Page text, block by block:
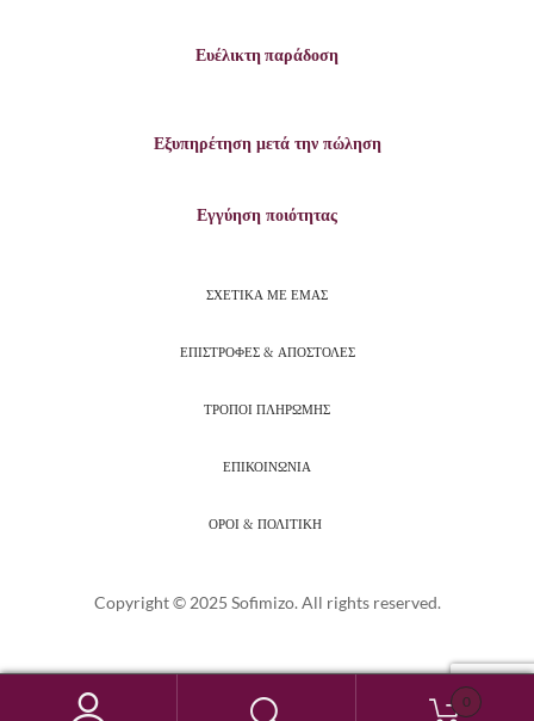
Ευέλικτη παράδοση
Εξυπηρέτηση μετά την πώληση
Εγγύηση ποιότητας
ΣΧΕΤΙΚΑ ΜΕ ΕΜΑΣ
ΕΠΙΣΤΡΟΦΕΣ & ΑΠΟΣΤΟΛΕΣ
ΤΡΟΠΟΙ ΠΛΗΡΩΜΗΣ
ΕΠΙΚΟΙΝΩΝΙΑ
ΟΡΟΙ & ΠΟΛΙΤΙΚΗ
Copyright © 2025 Sofimizo. All rights reserved.
0